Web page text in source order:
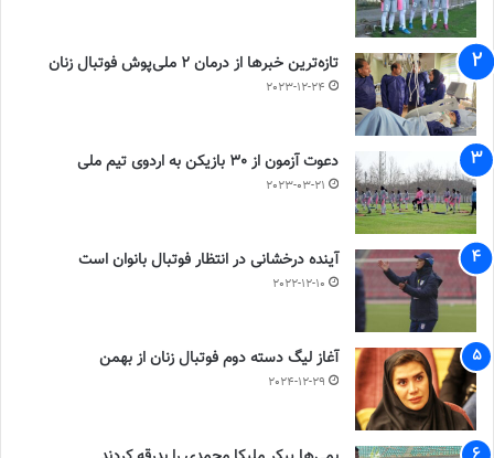
تازه‌ترین خبرها از درمان ۲ ملی‌پوش فوتبال زنان
2023-12-24
دعوت آزمون از 30 بازیکن به اردوی تیم ملی
2023-03-21
آینده درخشانی در انتظار فوتبال بانوان است
2022-12-10
آغاز لیگ دسته دوم فوتبال زنان از بهمن
2024-12-29